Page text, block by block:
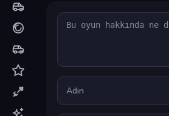
Yorum
Ad